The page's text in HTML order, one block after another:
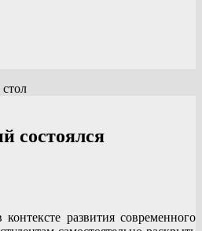
состоялся
развития современного